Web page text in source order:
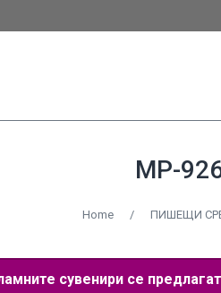
MP-
Home / ПИШЕЩИ
сувенири се